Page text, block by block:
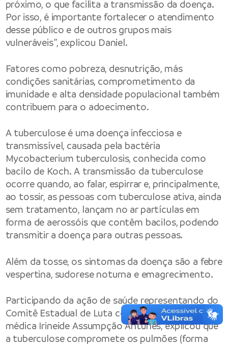
próximo, o que facilita a transmissão da doença.
Por isso, é importante fortalecer o atendimento
desse público e de outros grupos mais
vulneráveis”, explicou Daniel.
Fatores como pobreza, desnutrição, más
condições sanitárias, comprometimento da
imunidade e alta densidade populacional também
contribuem para o adoecimento.
A tuberculose é uma doença infecciosa e
transmissível, causada pela bactéria
Mycobacterium tuberculosis, conhecida como
bacilo de Koch. A transmissão da tuberculose
ocorre quando, ao falar, espirrar e, principalmente,
ao tossir, as pessoas com tuberculose ativa, ainda
sem tratamento, lançam no ar partículas em
forma de aerossóis que contêm bacilos, podendo
transmitir a doença para outras pessoas.
Além da tosse, os sintomas da doença são a febre
vespertina, sudorese noturna e emagrecimento.
Participando da ação de saúde representando do
Comitê Estadual de Luta contra a Tuberculose, a
médica Irineide Assumpção Antunes, explicou que
a tuberculose compromete os pulmões (forma